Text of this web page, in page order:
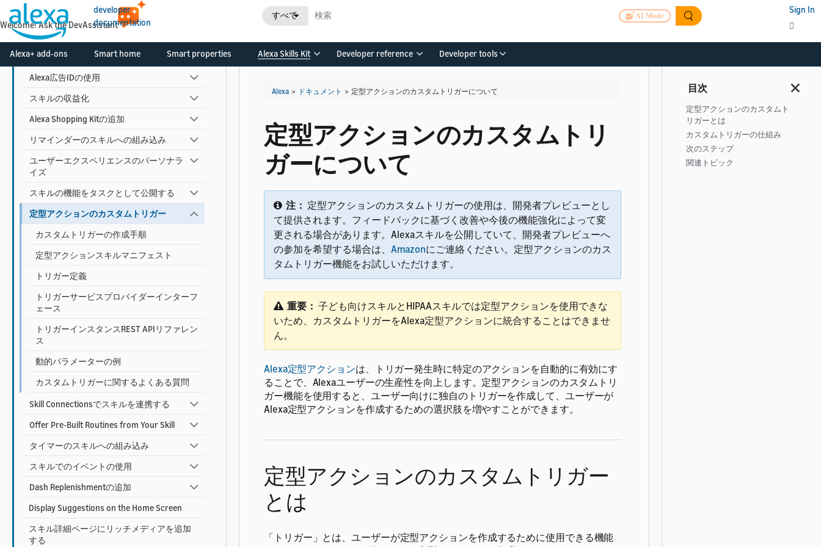
developer
documentation
すべて AI Mode
Sign In
Alexa+ add-ons Smart home Smart properties Alexa Skills Kit Developer reference Developer tools
AIによるダイアログ管理を使用する
スキルに視覚要素とオーディオを追加する
アカウントリンクの追加
Alexa広告IDの使用
スキルの収益化
Alexa Shopping Kitの追加
リマインダーのスキルへの組み込み
ユーザーエクスペリエンスのパーソナラ
イズ
スキルの機能をタスクとして公開する
定型アクションのカスタムトリガー
カスタムトリガーの作成手順
定型アクションスキルマニフェスト
トリガー定義
トリガーサービスプロバイダーインターフ
ェース
トリガーインスタンスREST APIリファレン
ス
動的パラメーターの例
カスタムトリガーに関するよくある質問
Skill Connectionsでスキルを連携する
Offer Pre-Built Routines from Your Skill
タイマーのスキルへの組み込み
スキルでのイベントの使用
Dash Replenishmentの追加
Display Suggestions on the Home Screen
スキル詳細ページにリッチメディアを追加
する
Alexa > ドキュメント > 定型アクションのカスタムトリガーについて
定型アクションのカスタムトリ
ガーについて
注： 定型アクションのカスタムトリガーの使用は、開発者プレビューとし
て提供されます。フィードバックに基づく改善や今後の機能強化によって変
更される場合があります。 Alexaスキルを公開していて、開発者プレビューへ
の参加を希望する場合は、 Amazonにご連絡ください。定型アクションのカス
タムトリガー機能をお試しいただけます。
重要： 子ども向けスキルとHIPAAスキルでは定型アクションを使用できな
いため、カスタムトリガーをAlexa定型アクションに統合することはできませ
ん。
Alexa定型アクションは、トリガー発生時に特定のアクションを自動的に有効にす
ることで、Alexaユーザーの生産性を向上します。定型アクションのカスタムトリ
ガー機能を使用すると、ユーザー向けに独自のトリガーを作成して、ユーザーが
Alexa定型アクションを作成するための選択肢を増やすことができます。
定型アクションのカスタムトリガー
とは
「トリガー」とは、ユーザーが定型アクションを作成するために使用できる機能
定型アクションのカスタムト
リガーとは
カスタムトリガーの仕組み
次のステップ
関連トピック
Welcome! Ask the DevAssistant